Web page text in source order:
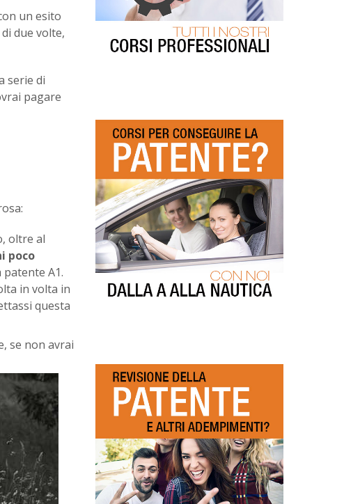
un esito
due volte,
serie di
pagare
oltre al
poco
A1.
in volta in
questa
se non avrai